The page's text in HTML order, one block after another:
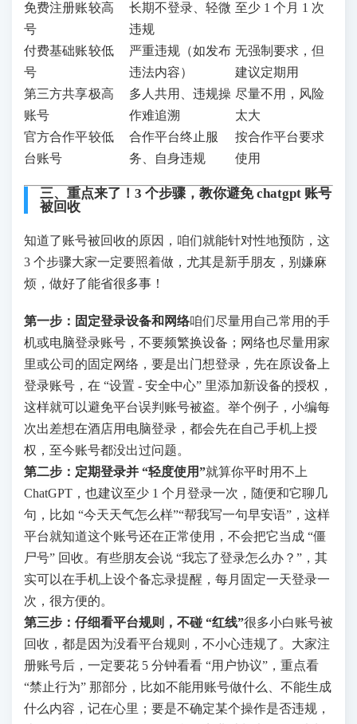
免费注册账
号
较高
长期不登录、轻微
违规
至少 1 个月 1 次
付费基础账
号
较低
严重违规（如发布
违法内容）
无强制要求，但
建议定期用
第三方共享
账号
极高
多人共用、违规操
作难追溯
尽量不用，风险
太大
官方合作平
台账号
较低
合作平台终止服
务、自身违规
按合作平台要求
使用
三、重点来了！3 个步骤，教你避免 chatgpt 账号
被回收
知道了账号被回收的原因，咱们就能针对性地预防，这
3 个步骤大家一定要照着做，尤其是新手朋友，别嫌麻
烦，做好了能省很多事！
第一步：固定登录设备和网络咱们尽量用自己常用的手
机或电脑登录账号，不要频繁换设备；网络也尽量用家
里或公司的固定网络，要是出门想登录，先在原设备上
登录账号，在 “设置 - 安全中心” 里添加新设备的授权，
这样就可以避免平台误判账号被盗。举个例子，小编每
次出差想在酒店用电脑登录，都会先在自己手机上授
权，至今账号都没出过问题。
第二步：定期登录并 “轻度使用”就算你平时用不上
ChatGPT，也建议至少 1 个月登录一次，随便和它聊几
句，比如 “今天天气怎么样”“帮我写一句早安语”，这样
平台就知道这个账号还在正常使用，不会把它当成 “僵
尸号” 回收。有些朋友会说 “我忘了登录怎么办？”，其
实可以在手机上设个备忘录提醒，每月固定一天登录一
次，很方便的。
第三步：仔细看平台规则，不碰 “红线”很多小白账号被
回收，都是因为没看平台规则，不小心违规了。大家注
册账号后，一定要花 5 分钟看看 “用户协议”，重点看
“禁止行为” 那部分，比如不能用账号做什么、不能生成
什么内容，记在心里；要是不确定某个操作是否违规，